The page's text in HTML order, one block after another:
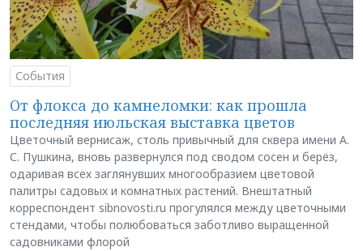
События
От флокса до камнеломки: как прошла
последняя июльская выставка цветов
Цветочный вернисаж, столь привычный для сквера имени А.
С. Пушкина, вновь развернулся под сводом сосен и берёз,
одаривая всех заглянувших многообразием цветовой
палитры садовых и комнатных растений. Внештатный
корреспондент sibnovosti.ru прогулялся между цветочными
стендами, чтобы полюбоваться заботливо выращенной
садовниками флорой